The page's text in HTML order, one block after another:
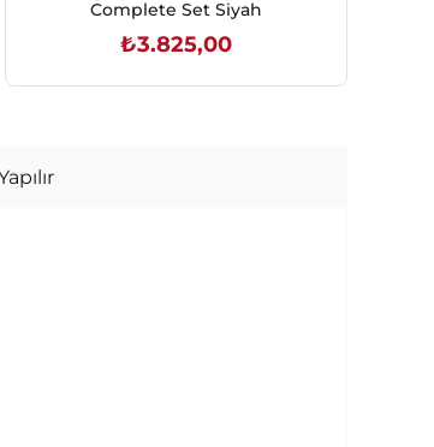
Complete Set Siyah
₺3.825,00